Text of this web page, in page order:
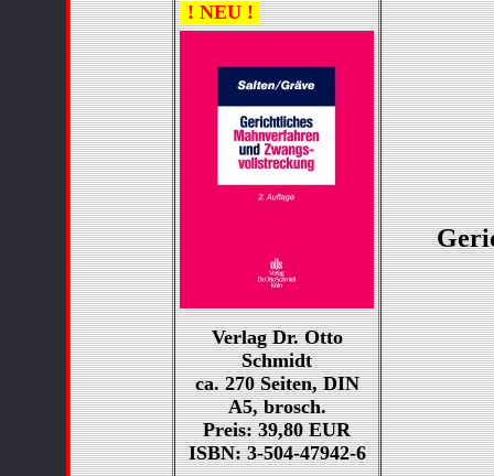
! NEU !
Verlag Dr. Otto
Schmidt
ca. 270 Seiten, DIN
A5, brosch.
Preis: 39,80 EUR
ISBN: 3-504-47942-6